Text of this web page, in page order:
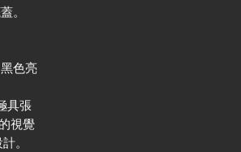
。
色亮
具張
視覺
。